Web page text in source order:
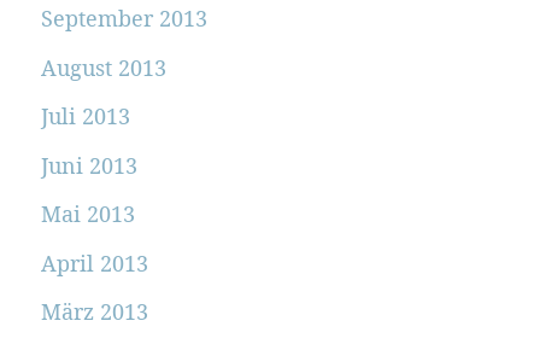
September 2013
August 2013
Juli 2013
Juni 2013
Mai 2013
April 2013
März 2013